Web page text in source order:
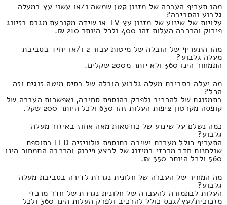
מהו תעריף העברה של מזנון קטן שמשה ו/או עשוי עץ במעלה
גלבוע והסביבה?
עלויות של שינוע של מזנון עץ TV או שידה מקובעת מגבס בזיווג
פירוק והרכבה העלות זהו 400 ולכל היותר 210 ₪.
מהו התעריף של הובלה של מיטות עבור 2 ו/או יחיד בסביבת
מעלה גלבוע?
התמחור הינו 360 ולא יותר מ200 שקלים.
מה יעלה בסביבת מעלה גלבוע הובלה של בסיס מיטה זוגית וזה
הכל?
בתמזוגת של להרכיב ולפרק בהוספת סחיבה, ואפשרות העברה של
קופסה מקרטון ציפות העלות זהו 630 ולכל היותר 200 שקל.
כמה נשלם על שינוע של כורסאות מאה אחוז באיזור מעלה
גלבוע?
התעריף כולל מערכת ישיבה בתוספת טלוויזיה LED בתוספת
שולחנות חדר מרכזי במיזוג של לבצע פירוק והרכבה התמחור הינו
560 ולכל היותר 350 ₪.
מה המחיר של העברה של חלונית נגררת לדירה בסביבת מעלה
גלבוע?
העלות לבתמורה להעברה של חלונית נגררת של חדר מרכזי
מזכוכית/עץ/גבס כולל להרכיב ולפרק העלות הינו 360 ולכל